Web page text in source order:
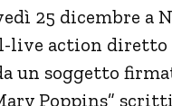
25 dicembre a
live action diretto
un soggetto
Poppins” scritti